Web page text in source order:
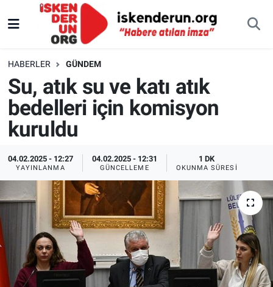
HABERLER GÜNDEM
Su, atık su ve katı atık
bedelleri için komisyon
kuruldu
04.02.2025 - 12:27
YAYINLANMA
04.02.2025 - 12:31
GÜNCELLEME
1 DK
OKUNMA SÜRESI